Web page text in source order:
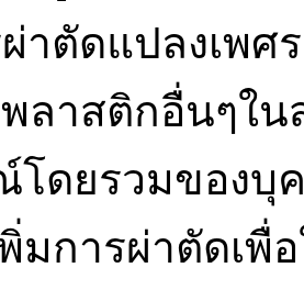
าตัดแปลงเพ
ลาสติกอื่นๆใน
ดยรวมของบุ
มการผ่าตัดเ